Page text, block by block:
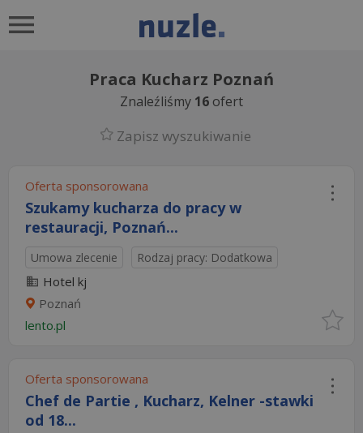
Praca Kucharz Poznań
Znaleźliśmy 16 ofert
Zapisz wyszukiwanie
Oferta sponsorowana
Szukamy kucharza do pracy w
restauracji, Poznań...
Umowa zlecenie Rodzaj pracy: Dodatkowa
Hotel kj
Poznań
lento.pl
Oferta sponsorowana
Chef de Partie , Kucharz, Kelner -stawki
od 18...